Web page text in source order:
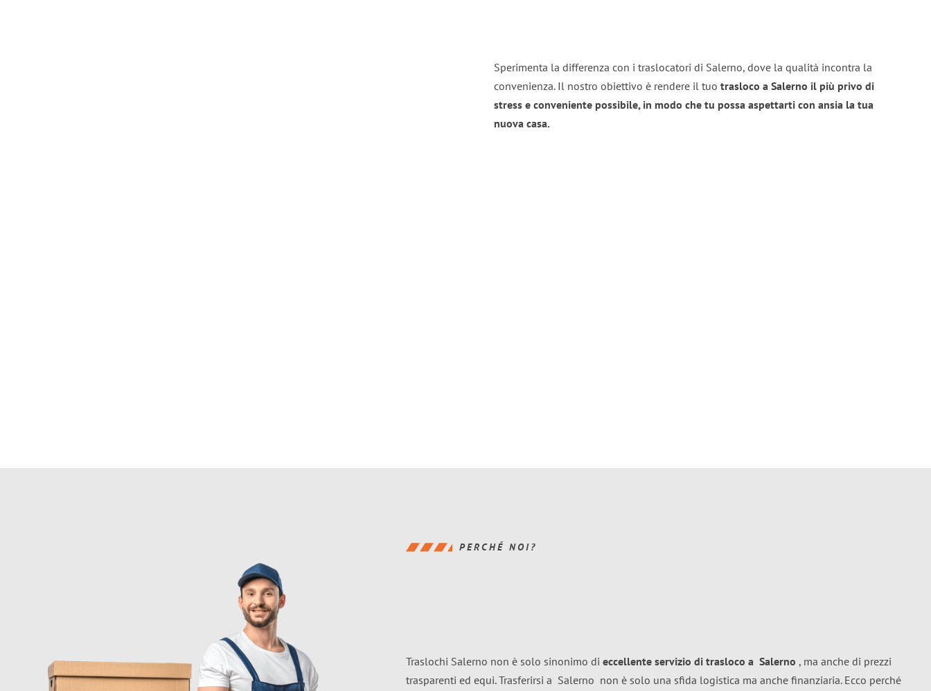
Sperimenta la differenza con i traslocatori di Salerno, dove la qualità incontra la
convenienza. Il nostro obiettivo è rendere il tuo trasloco a Salerno il più privo di
stress e conveniente possibile, in modo che tu possa aspettarti con ansia la tua
nuova casa.
PERCHÉ NOI?
Traslochi Salerno non è solo sinonimo di eccellente servizio di trasloco a Salerno , ma anche di prezzi
trasparenti ed equi. Trasferirsi a Salerno non è solo una sfida logistica ma anche finanziaria. Ecco perché